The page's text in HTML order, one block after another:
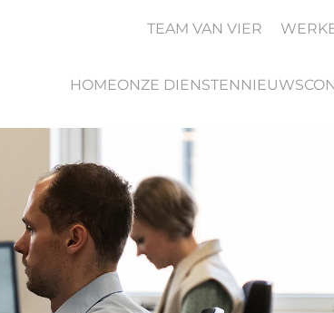
TEAM VAN VIER
HOMEONZE DIENSTEN NIEUWS